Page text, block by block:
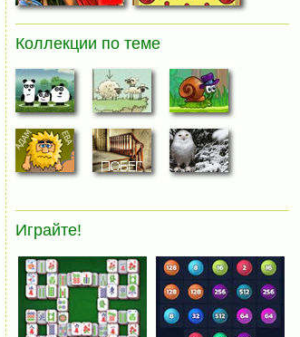
Коллекции по теме
Играйте!